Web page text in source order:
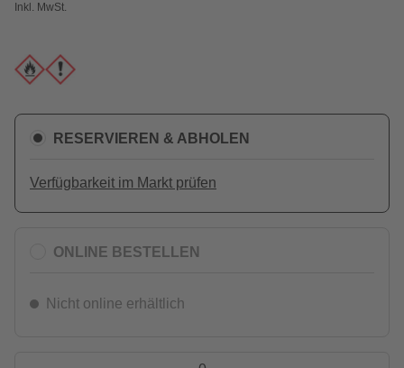
Inkl. MwSt.
RESERVIEREN & ABHOLEN
Verfügbarkeit im Markt prüfen
ONLINE BESTELLEN
Nicht online erhältlich